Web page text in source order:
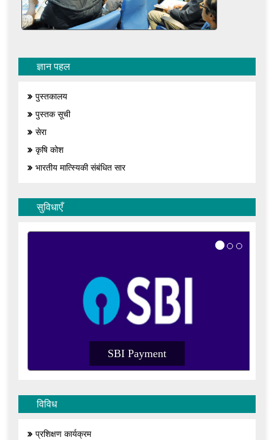
ज्ञान पहल
पुस्तकालय
पुस्तक सूची
सेरा
कृषि कोश
भारतीय मात्स्यिकी संबंधित सार
सुविधाएँ
विविध
प्रशिक्षण कार्यक्रम